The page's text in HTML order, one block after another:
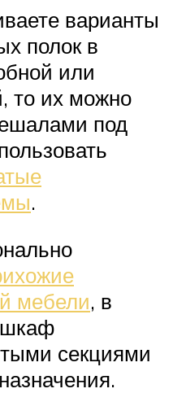
варианты
полок в
или
то их можно
под
.
мебели, в
шкаф
секциями